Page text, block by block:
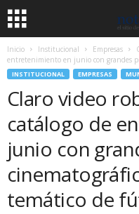
Inicio Institucional Empresas
entretenimiento en junio con grandes
INSTITUCIONAL EMPRESAS
Claro video
catálogo de
junio con
temático de